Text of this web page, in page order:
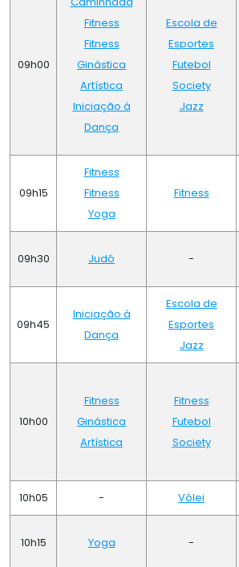
09h00
Fitness
Fitness
Ginástica
Artística
Iniciação à
Dança
Escola de
Esportes
Futebol
Society
Jazz
09h15
Fitness
Fitness
Yoga
Fitness
09h30 Judô -
09h45
Iniciação à
Dança
Escola de
Esportes
Jazz
10h00
Fitness
Ginástica
Artística
Fitness
Futebol
Society
10h05 - Vôlei
10h15 Yoga -